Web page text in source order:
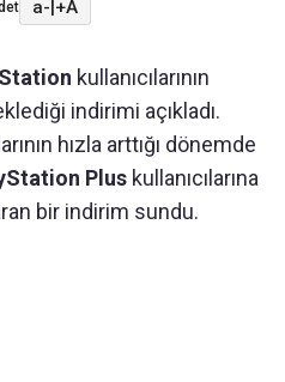
a-|+A
kullanıcılarının
indirimi açıkladı.
hızla arttığı dönemde
Plus kullanıcılarına
bir indirim sundu.